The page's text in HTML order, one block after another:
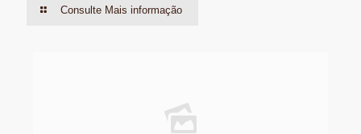
Consulte Mais informação